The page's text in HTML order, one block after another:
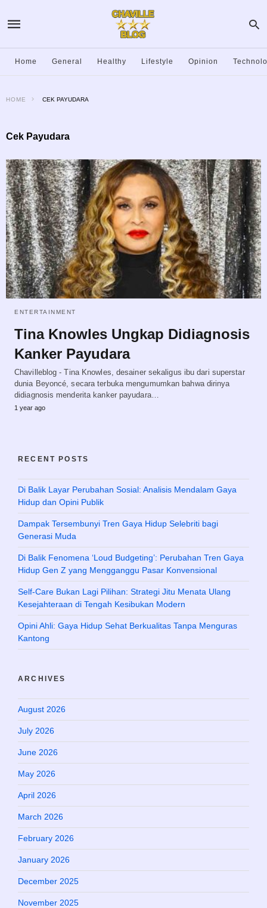
Home General Healthy Lifestyle Opinion
HOME CEK PAYUDARA
Cek Payudara
ENTERTAINMENT
Tina Knowles Ungkap Didiagnosis
Kanker Payudara
Chavilleblog - Tina Knowles, desainer sekaligus ibu dari superstar
dunia Beyoncé, secara terbuka mengumumkan bahwa dirinya
didiagnosis menderita kanker payudara…
1 year ago
RECENT POSTS
Di Balik Layar Perubahan Sosial: Analisis Mendalam Gaya
Hidup dan Opini Publik
Dampak Tersembunyi Tren Gaya Hidup Selebriti bagi
Generasi Muda
Di Balik Fenomena ‘Loud Budgeting’: Perubahan Tren Gaya
Hidup Gen Z yang Mengganggu Pasar Konvensional
Self-Care Bukan Lagi Pilihan: Strategi Jitu Menata Ulang
Kesejahteraan di Tengah Kesibukan Modern
Opini Ahli: Gaya Hidup Sehat Berkualitas Tanpa Menguras
Kantong
ARCHIVES
August 2026
July 2026
June 2026
May 2026
April 2026
March 2026
February 2026
January 2026
December 2025
November 2025